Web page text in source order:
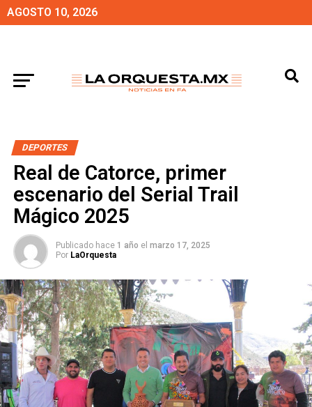
AGOSTO 10, 2026
DEPORTES
Real de Catorce, primer
escenario del Serial Trail
Mágico 2025
Publicado hace 1 año el marzo 17, 2025
Por LaOrquesta